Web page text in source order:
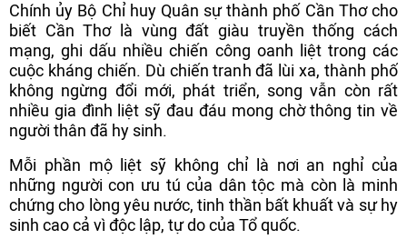
Chính ủy Bộ Chỉ huy Quân sự thành phố Cần Thơ cho
biết Cần Thơ là vùng đất giàu truyền thống cách
mạng, ghi dấu nhiều chiến công oanh liệt trong các
cuộc kháng chiến. Dù chiến tranh đã lùi xa, thành phố
không ngừng đổi mới, phát triển, song vẫn còn rất
nhiều gia đình liệt sỹ đau đáu mong chờ thông tin về
người thân đã hy sinh.
Mỗi phần mộ liệt sỹ không chỉ là nơi an nghỉ của
những người con ưu tú của dân tộc mà còn là minh
chứng cho lòng yêu nước, tinh thần bất khuất và sự hy
sinh cao cả vì độc lập, tự do của Tổ quốc.